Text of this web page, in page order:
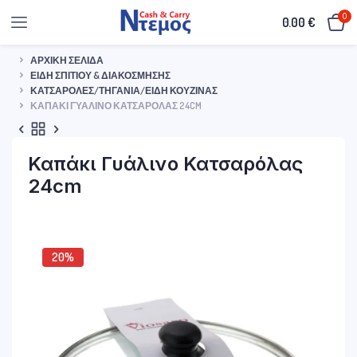
0.00€ 0
ΑΡΧΙΚΉ ΣΕΛΊΔΑ
ΕΊΔΗ ΣΠΙΤΙΟΎ & ΔΙΑΚΌΣΜΗΣΗΣ
ΚΑΤΣΑΡΌΛΕΣ/ΤΗΓΆΝΙΑ/ΕΊΔΗ ΚΟΥΖΊΝΑΣ
ΚΑΠΆΚΙ ΓΥΆΛΙΝΟ ΚΑΤΣΑΡΌΛΑΣ 24CM
Καπάκι Γυάλινο Κατσαρόλας
24cm
20%